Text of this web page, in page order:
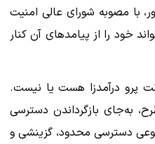
با مصوبه شورای عالی امنیت
خود را از پیامدهای آن کنار
پرو درآمدزا هست یا نیست.
به‌جای بازگرداندن دسترسی
دسترسی محدود، گزینشی و